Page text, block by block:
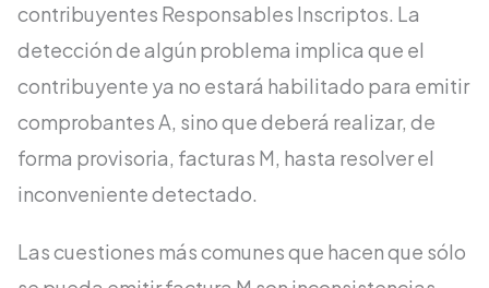
contribuyentes Responsables Inscriptos. La
detección de algún problema implica que el
contribuyente ya no estará habilitado para emitir
comprobantes A, sino que deberá realizar, de
forma provisoria, facturas M, hasta resolver el
inconveniente detectado.
Las cuestiones más comunes que hacen que sólo